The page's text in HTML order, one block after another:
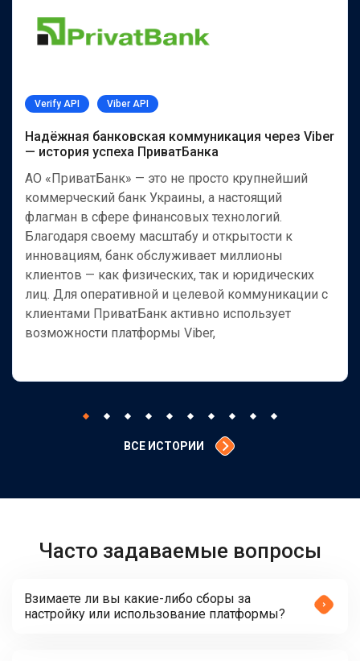
Verify API Viber API
Надёжная банковская коммуникация через Viber
— история успеха ПриватБанка
АО «ПриватБанк» — это не просто крупнейший
коммерческий банк Украины, а настоящий
флагман в сфере финансовых технологий.
Благодаря своему масштабу и открытости к
инновациям, банк обслуживает миллионы
клиентов — как физических, так и юридических
лиц. Для оперативной и целевой коммуникации с
клиентами ПриватБанк активно использует
возможности платформы Viber,
ВСЕ ИСТОРИИ
Часто задаваемые вопросы
Взимаете ли вы какие-либо сборы за
настройку или использование платформы?